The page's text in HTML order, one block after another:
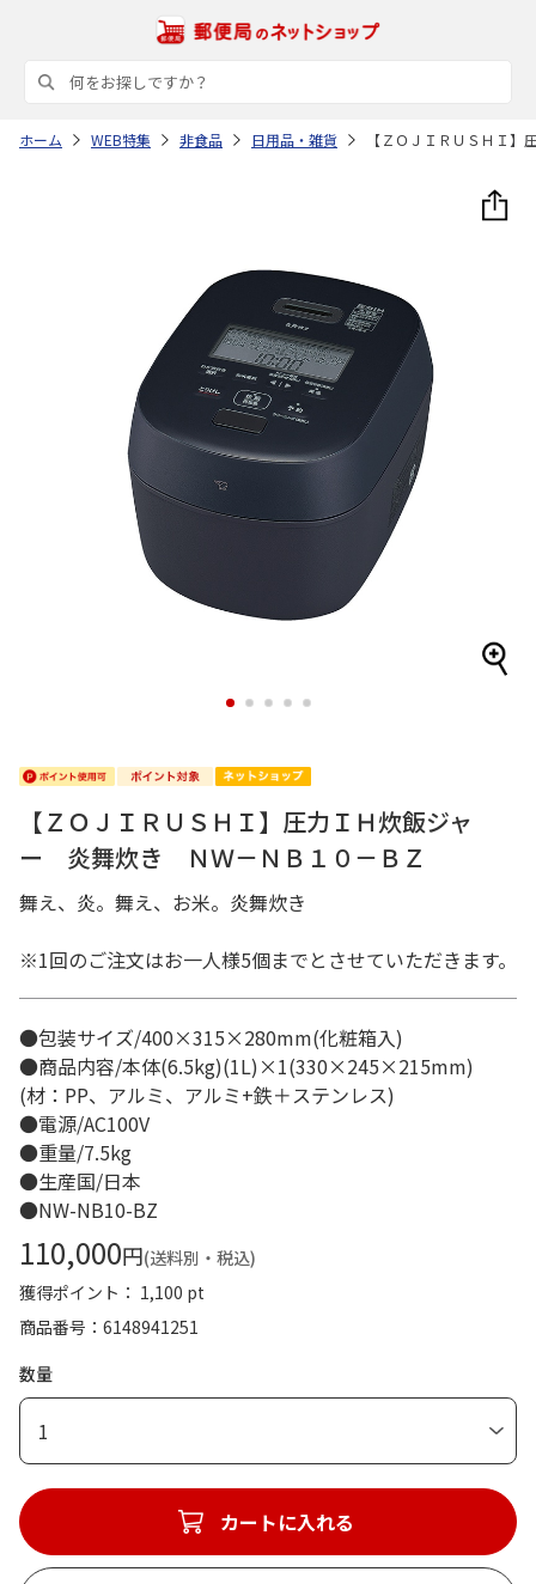
ホーム WEB特集 非食品 日用品・雑貨 【ＺＯＪＩＲＵＳＨＩ
1 2 3 4 5
【ＺＯＪＩＲＵＳＨＩ】圧力ＩＨ炊飯ジャ
ー 炎舞炊き ＮＷ－ＮＢ１０－ＢＺ
舞え、炎。舞え、お米。炎舞炊き
※1回のご注文はお一人様5個までとさせていただきます。
●包装サイズ/400×315×280mm(化粧箱入)
●商品内容/本体(6.5kg)(1L)×1(330×245×215mm)
(材：PP、アルミ、アルミ+鉄＋ステンレス)
●電源/AC100V
●重量/7.5kg
●生産国/日本
●NW-NB10-BZ
110,000円(送料別・税込)
獲得ポイント： 1,100 pt
商品番号
6148941251
数量
1
カートに入れる